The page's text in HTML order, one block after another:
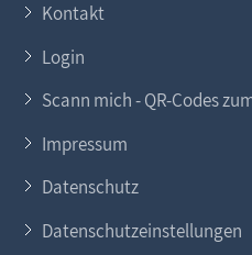
Kontakt
Login
Scann mich - QR-Codes
Impressum
Datenschutz
Datenschutzeinstellungen